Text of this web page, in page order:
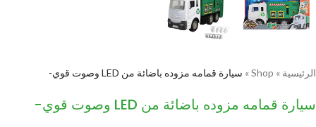
الرئيسية »
Shop
» سيارة قمامه مزوده باضائة من LED وصوت قوي-
سيارة قمامه مزوده باضائة من LED وصوت قوي-